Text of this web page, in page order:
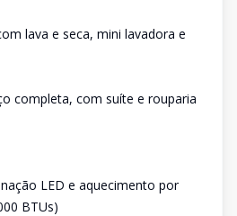
lava e seca, mini lavadora e
completa, com suíte e rouparia
LED e aquecimento por
BTUs)